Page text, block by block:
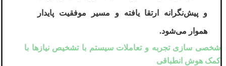
و پیش‌نگرانه ارتقا یافته و مسیر موفقیت پایدار
هموار می‌شود.
شخصی ‌سازی تجربه و تعاملات سیستم با تشخیص نیازها با
کمک هوش انطباقی